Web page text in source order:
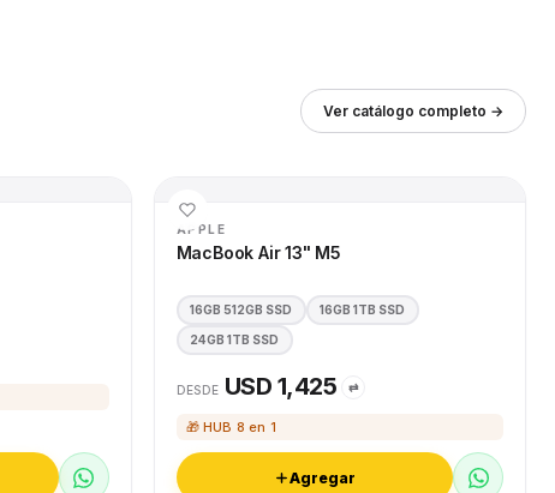
Ver catálogo completo →
APPLE
MacBook Air 13" M5
16GB 512GB SSD 16GB 1TB SSD
24GB 1TB SSD
DESDE USD 1,425 ⇄
🎁 HUB 8 en 1
Agregar